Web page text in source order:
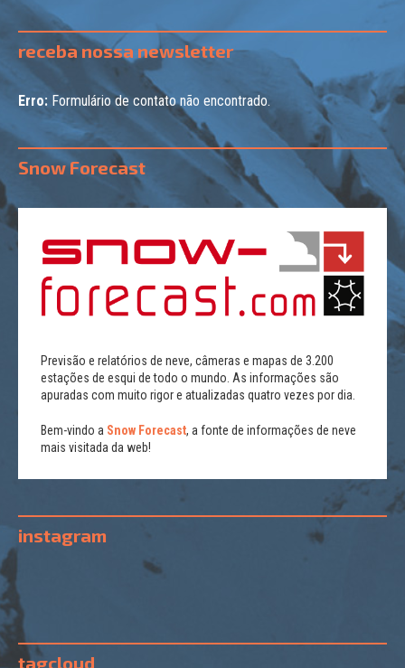
receba nossa newsletter
Erro: Formulário de contato não encontrado.
Snow Forecast
Previsão e relatórios de neve, câmeras e mapas de 3.200
estações de esqui de todo o mundo. As informações são
apuradas com muito rigor e atualizadas quatro vezes por dia.
Bem-vindo a Snow Forecast, a fonte de informações de neve
mais visitada da web!
instagram
tagcloud